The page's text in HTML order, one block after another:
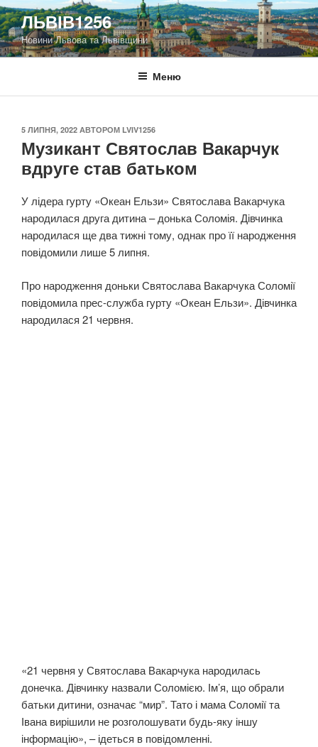
Перейти
до
вмісту
ЛЬВІВ1256
Новини Львова та Львівщини
Меню
ОПУБЛІКОВАНО
5 ЛИПНЯ, 2022 АВТОРОМ LVIV1256
Музикант Святослав Вакарчук
вдруге став батьком
У лідера гурту «Океан Ельзи» Святослава Вакарчука
народилася друга дитина – донька Соломія. Дівчинка
народилася ще два тижні тому, однак про її народження
повідомили лише 5 липня.
Про народження доньки Святослава Вакарчука Соломії
повідомила прес-служба гурту «Океан Ельзи». Дівчинка
народилася 21 червня.
«21 червня у Святослава Вакарчука народилась
донечка. Дівчинку назвали Соломією. Ім’я, що обрали
батьки дитини, означає “мир”. Тато і мама Соломії та
Івана вирішили не розголошувати будь-яку іншу
інформацію», – ідеться в повідомленні.